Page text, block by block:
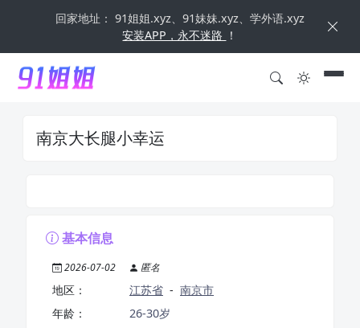
回家地址： 91姐姐.xyz、91妹妹.xyz、学外语.xyz
安装APP，永不迷路 ！
南京大长腿小幸运
基本信息
2026-07-02 匿名
地区： 江苏省 - 南京市
年龄：
26-30岁